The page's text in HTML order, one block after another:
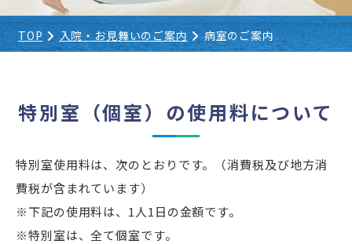
TOP 入院・お見舞いのご案内 病室のご案内
特別室（個室）の使用料について
特別室使用料は、次のとおりです。（消費税及び地方消
費税が含まれています）
※下記の使用料は、1人1日の金額です。
※特別室は、全て個室です。